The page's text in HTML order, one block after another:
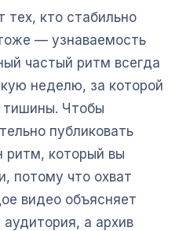
кто стабильно
— узнаваемость
частый ритм всегда
неделю, за которой
Чтобы
публиковать
ритм, который вы
потому что охват
видео объясняет
а архив